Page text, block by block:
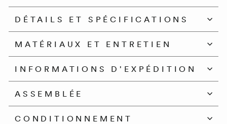
DÉTAILS ET SPÉCIFICATIONS
MATÉRIAUX ET ENTRETIEN
INFORMATIONS D'EXPÉDITION
ASSEMBLÉE
CONDITIONNEMENT